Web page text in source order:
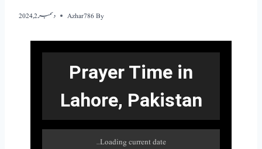
By
Azhar786 دسمبر 2, 2024
Prayer Time in
Lahore, Pakistan
Loading current date…